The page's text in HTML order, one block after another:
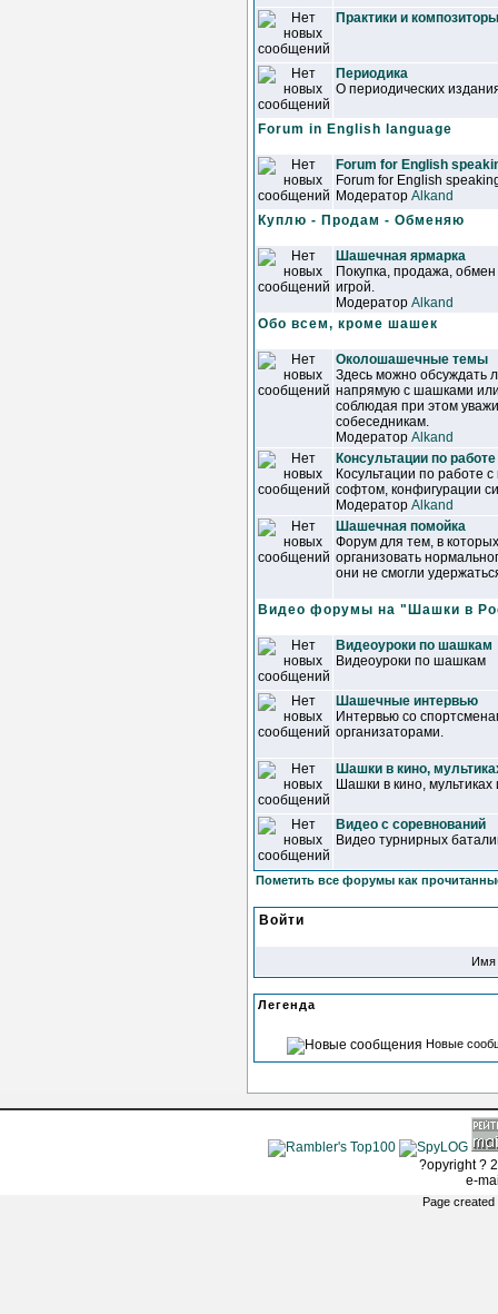
Практики и композиторы
Периодика
О периодических
Forum in English language
Forum for English
Forum for English
Модератор Alkand
Куплю - Продам - Обменяю
Шашечная ярмарка
Покупка, продажа,
игрой.
Модератор Alkand
Обо всем, кроме шашек
Околошашечные темы
Здесь можно обсуждать
напрямую с шашками
соблюдая при этом
собеседникам.
Модератор Alkand
Консультации по
Косультации по работе
софтом, конфигурации
Модератор Alkand
Шашечная помойка
Форум для тем, в
организовать
они не смогли
Видео форумы на "Шашки в
Видеоуроки по шашкам
Видеоуроки по шашкам
Шашечные интервью
Интервью со
организаторами.
Шашки в кино,
Шашки в кино, мультиках
Видео с соревнований
Видео турнирных
Пометить все форумы как
Войти
Имя
Легенда
Новые
?opyright ?
e-
Page